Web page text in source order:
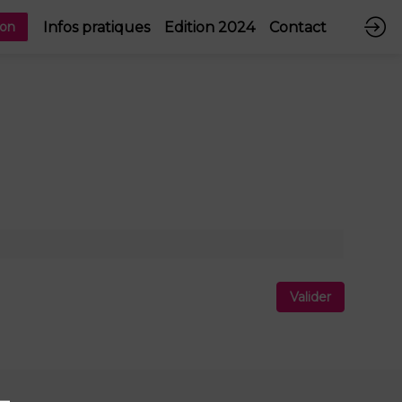
Infos pratiques Edition 2024 Contact
Valider